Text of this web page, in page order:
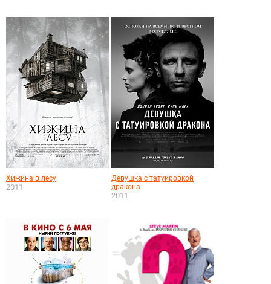
Хижина в лесу
2011
Девушка с татуировкой
дракона
2011